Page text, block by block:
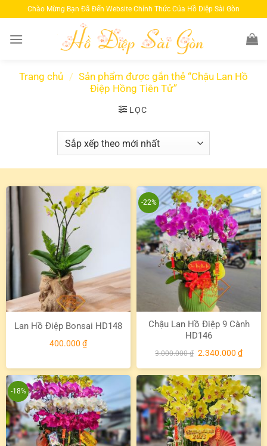
qua
nội
Chào Mừng Bạn Đã Đến Website Chính Thức Của Hồ Diệp Sài Gòn
Trang chủ / Sản phẩm được gắn thẻ “Chậu Lan Hồ
Điệp Hồng Tiên Tử”
LỌC
Lan Hồ Điệp Bonsai HD148
400.000 ₫
-22%
Chậu Lan Hồ Điệp 9 Cành
HD146
3.000.000₫ Giá
là:
3.000.000 ₫.
2.340.000 ₫Giá
hiện
tại
là:
-18%